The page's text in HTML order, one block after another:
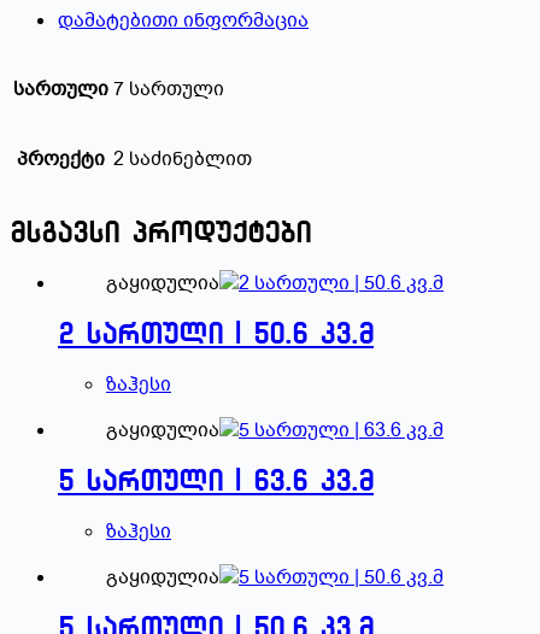
დამატებითი ინფორმაცია
სართული7 სართული
პროექტი 2 საძინებლით
მსგავსი პროდუქტები
გაყიდულია
2 სართული | 50.6 კვ.მ
ზაჰესი
გაყიდულია
5 სართული | 63.6 კვ.მ
ზაჰესი
გაყიდულია
5 სართული | 50.6 კვ.მ